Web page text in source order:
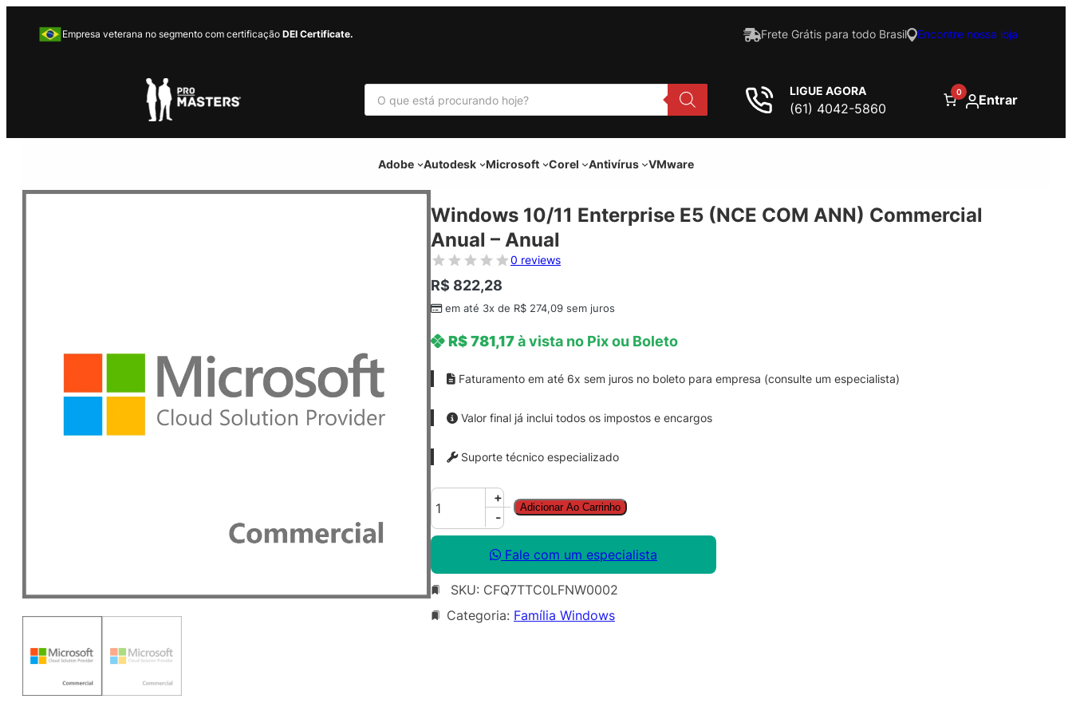
Empresa veterana no segmento com certificação DEI Certificate. Frete Grátis para todo Brasil Encontre nossa loja
P
s
u
r
LIGUE AGORA
(61) 4042-5860
0 Entrar
Adobe Autodesk Microsoft Corel Antivírus VMware
Windows 10/11 Enterprise E5 (NCE COM ANN) Commercial
Anual – Anual
0 reviews
R$ 822,28
em até 3x de R$ 274,09 sem juros
R$781,17à vista no Pix ou Boleto
Faturamento em até 6x sem juros no boleto para empresa (consulte um especialista)
Valor final já inclui todos os impostos e encargos
Suporte técnico especializado
W
n
o
w
s
+
-
Adicionar Ao Carrinho
Fale com um especialista
SKU: CFQ7TTC0LFNW0002
Categoria: Família Windows